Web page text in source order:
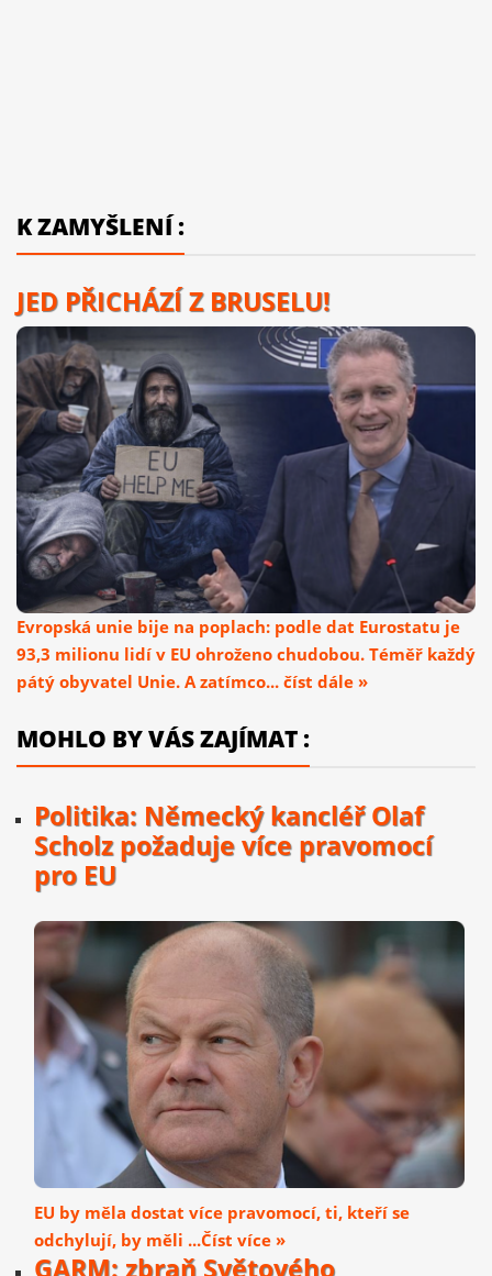
K ZAMYŠLENÍ :
JED PŘICHÁZÍ Z BRUSELU!
Evropská unie bije na poplach: podle dat Eurostatu je
93,3 milionu lidí v EU ohroženo chudobou. Téměř každý
pátý obyvatel Unie. A zatímco... číst dále »
MOHLO BY VÁS ZAJÍMAT :
Politika: Německý kancléř Olaf
Scholz požaduje více pravomocí
pro EU
EU by měla dostat více pravomocí, ti, kteří se
odchylují, by měli ...Číst více »